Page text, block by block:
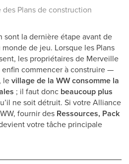
Plans de construction
sont la dernière étape avant de
de jeu. Lorsque les Plans
les propriétaires de Merveille
commencer à construire —
levillage de la WW consomme la
; il faut donc beaucoup plus
ne soit détruit. Si votre Alliance
fournir des Ressources, Pack
votre tâche principale